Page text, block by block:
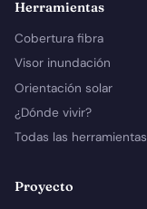
Herramientas
Cobertura fibra
Visor inundación
Orientación solar
¿Dónde vivir?
Todas las herramientas
Proyecto